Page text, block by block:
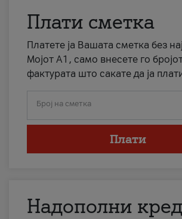
Плати сметка
Платете ја Вашата сметка без
Мојот А1, само внесете го
фактурата што сакате да ја
Број на сметка
Плати
Надополни